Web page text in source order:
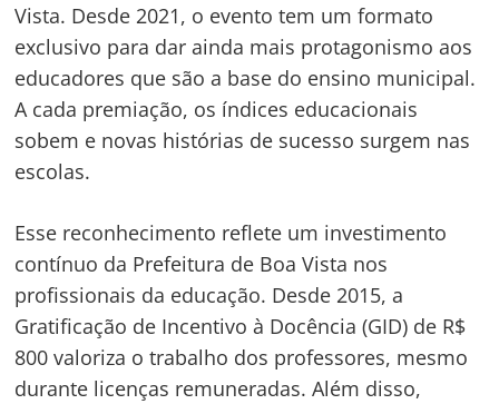
Vista. Desde 2021, o evento tem um formato
exclusivo para dar ainda mais protagonismo aos
educadores que são a base do ensino municipal.
A cada premiação, os índices educacionais
sobem e novas histórias de sucesso surgem nas
escolas.
Esse reconhecimento reflete um investimento
contínuo da Prefeitura de Boa Vista nos
profissionais da educação. Desde 2015, a
Gratificação de Incentivo à Docência (GID) de R$
800 valoriza o trabalho dos professores, mesmo
durante licenças remuneradas. Além disso,